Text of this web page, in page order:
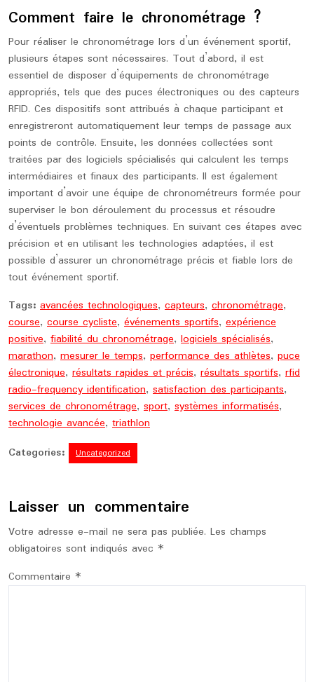
Comment faire le chronométrage ?
Pour réaliser le chronométrage lors d’un événement sportif,
plusieurs étapes sont nécessaires. Tout d’abord, il est
essentiel de disposer d’équipements de chronométrage
appropriés, tels que des puces électroniques ou des capteurs
RFID. Ces dispositifs sont attribués à chaque participant et
enregistreront automatiquement leur temps de passage aux
points de contrôle. Ensuite, les données collectées sont
traitées par des logiciels spécialisés qui calculent les temps
intermédiaires et finaux des participants. Il est également
important d’avoir une équipe de chronométreurs formée pour
superviser le bon déroulement du processus et résoudre
d’éventuels problèmes techniques. En suivant ces étapes avec
précision et en utilisant les technologies adaptées, il est
possible d’assurer un chronométrage précis et fiable lors de
tout événement sportif.
Tags: avancées technologiques, capteurs, chronométrage,
course, course cycliste, événements sportifs, expérience
positive, fiabilité du chronométrage, logiciels spécialisés,
marathon, mesurer le temps, performance des athlètes, puce
électronique, résultats rapides et précis, résultats sportifs, rfid
radio-frequency identification, satisfaction des participants,
services de chronométrage, sport, systèmes informatisés,
technologie avancée, triathlon
Categories:
Uncategorized
Laisser un commentaire
Votre adresse e-mail ne sera pas publiée. Les champs
obligatoires sont indiqués avec *
Commentaire *